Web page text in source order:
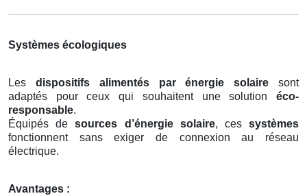
Systèmes écologiques
Les dispositifs alimentés par énergie solaire sont
adaptés pour ceux qui souhaitent une solution éco-
responsable.
Équipés desources d’énergie solaire, cessystèmes
fonctionnent sans exiger de connexion au réseau
électrique.
Avantages :